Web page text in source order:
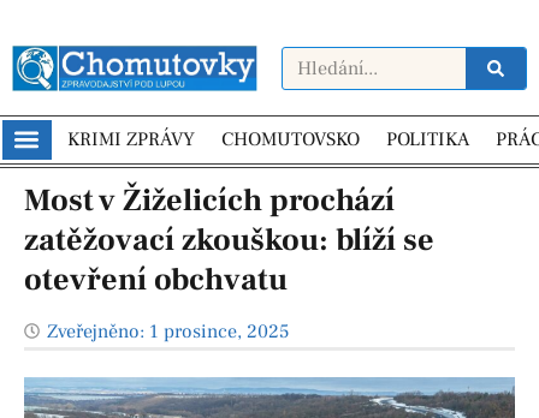
KRIMI ZPRÁVY CHOMUTOVSKO POLITIKA
Most v Žiželicích prochází
zatěžovací zkouškou: blíží se
otevření obchvatu
Zveřejněno: 1 prosince, 2025